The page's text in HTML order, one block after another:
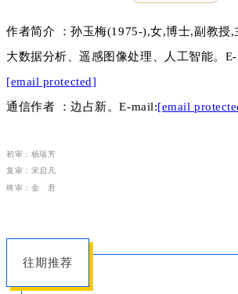
作者简介
：孙玉梅(1975-),女,博士,副教授
大数据分析、遥感图像处理、人工智能。
[email protected]
通信作者
：边占新。E-mail:[email
初审：杨瑞芳
复审：宋启凡
终审：金 君
往期推荐